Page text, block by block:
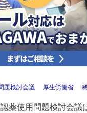
題検討会議 厚生労働省
薬使用問題検討会議